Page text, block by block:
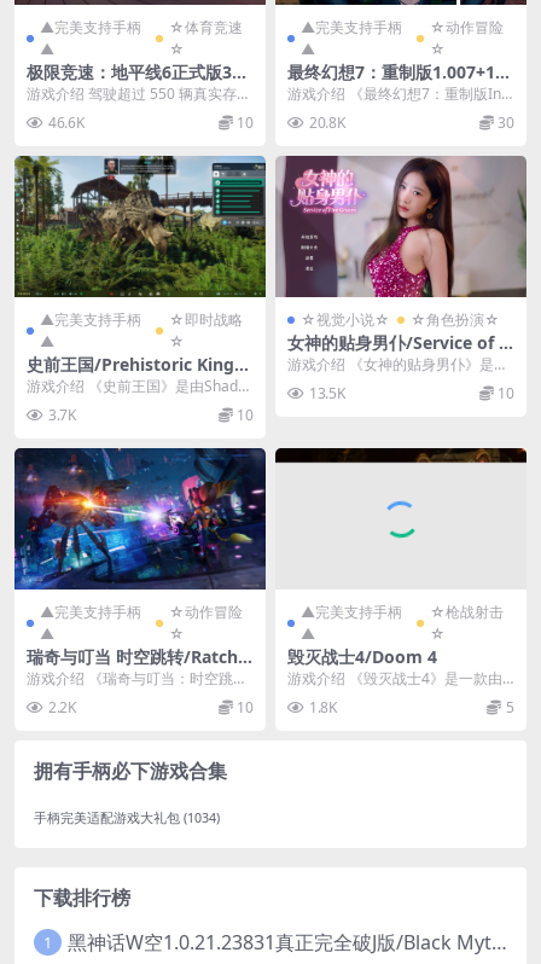
▲完美支持手柄
▲
☆体育竞速
☆
极限竞速：地平线6正式版39
8.092【整合全DLC+614辆车
游戏介绍 驾驶超过 550 辆真实存在
的赛车，探索日本的绝美风光，在
《Forza...
46.6K 10
▲完美支持手柄
▲
☆动作冒险
☆
最终幻想7：重制版1.007+100
0多款MOD/Final Fantasy VI
游戏介绍 《最终幻想7：重制版Inte
rgrade》不朽名作《FINAL FAN...
20.8K 30
▲完美支持手柄
▲
☆即时战略
☆
史前王国/Prehistoric Kingd
om
游戏介绍 《史前王国》是由Shado
w Raven Studios厂商制作的一款...
3.7K 10
☆视觉小说☆ ☆角色扮演☆
女神的贴身男仆/Service of Fi
ve Graces
游戏介绍 《女神的贴身男仆》是一
款全动态影像真人恋爱游戏。你将
扮演普通青年林也，...
13.5K 10
▲完美支持手柄
▲
☆动作冒险
☆
瑞奇与叮当 时空跳转/Ratche
t & Clank: Rift Apart
游戏介绍 《瑞奇与叮当：时空跳
转》游戏展现了瑞奇面临的维度混
乱危机，由于邪恶博士...
2.2K 10
▲完美支持手柄
▲
☆枪战射击
☆
毁灭战士4/Doom 4
游戏介绍 《毁灭战士4》是一款由id
Software制作Bethesda发行的...
1.8K 5
拥有手柄必下游戏合集
手柄完美适配游戏大礼包 (1034)
下载排行榜
1 黑神话W空1.0.21.23831真正完全破J版/Black Myth Wukong Ver1.0.21.23831